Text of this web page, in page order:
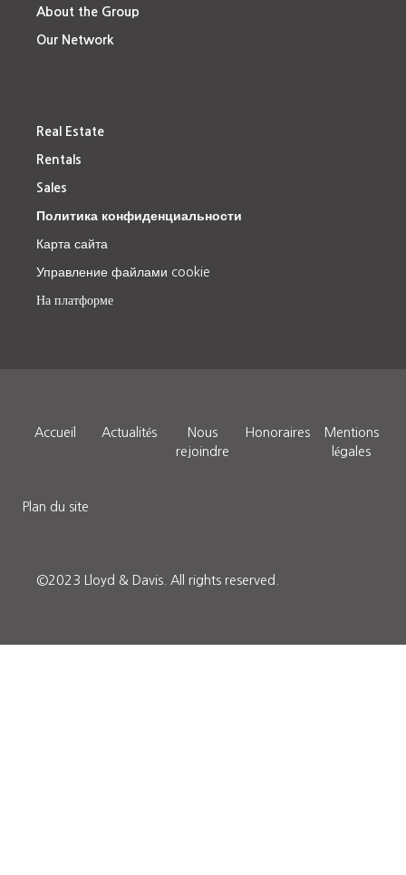
About the Group
Our Network
Real Estate
Rentals
Sales
Политика конфиденциальности
Карта сайта
Управление файлами cookie
На платформе
Accueil Actualités
Nous
rejoindre
Honoraires
Mentions
légales
Plan du site
©2023 Lloyd & Davis. All rights reserved.